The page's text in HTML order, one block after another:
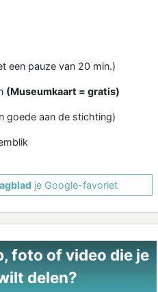
een pauze van 20 min.)
(Museumkaart = gratis)
goede aan de stichting)
je Google-favoriet
foto of video die je
delen?